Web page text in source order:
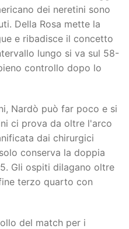
dei neretini sono
Della Rosa mette la
e ribadisce il concetto
lungo si va sul 58-
controllo dopo lo
Nardò può far poco e si
ci prova da oltre l'arco
dai chirurgici
conserva la doppia
Gli ospiti dilagano oltre
terzo quarto con
del match per i